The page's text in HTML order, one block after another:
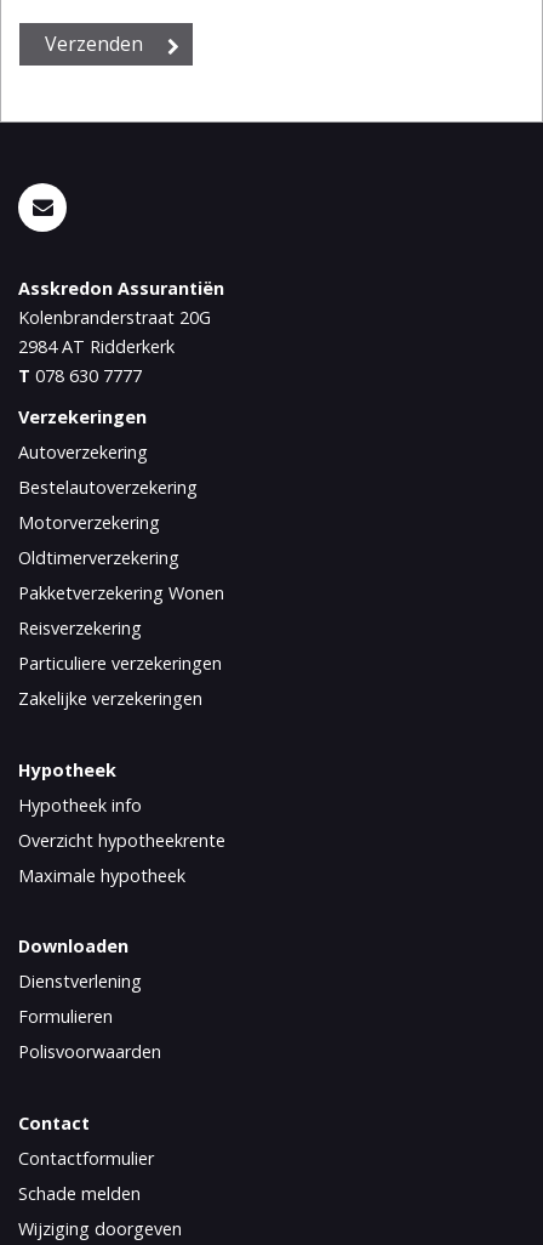
Asskredon Assurantiën
Kolenbranderstraat 20G
2984 AT Ridderkerk
T 078 630 7777
Verzekeringen
Autoverzekering
Bestelautoverzekering
Motorverzekering
Oldtimerverzekering
Pakketverzekering Wonen
Reisverzekering
Particuliere verzekeringen
Zakelijke verzekeringen
Hypotheek
Hypotheek info
Overzicht hypotheekrente
Maximale hypotheek
Downloaden
Dienstverlening
Formulieren
Polisvoorwaarden
Contact
Contactformulier
Schade melden
Wijziging doorgeven